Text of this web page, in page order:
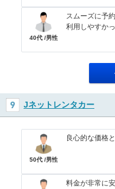
40代 /男性
スムーズに予
利用しやすか
Jネットレンタカー
50代 /男性
良心的な価格
料金が非常に